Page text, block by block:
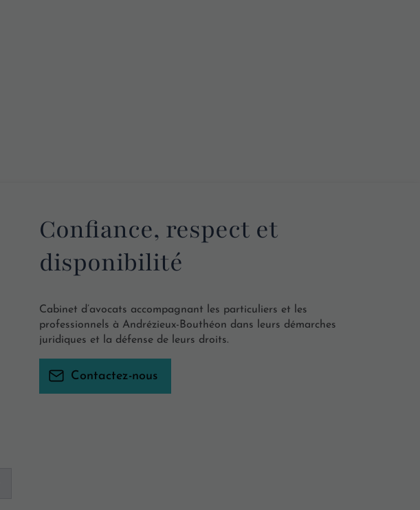
Confiance, respect et
disponibilité
Cabinet d’avocats accompagnant les particuliers et les
professionnels à Andrézieux-Bouthéon dans leurs démarches
juridiques et la défense de leurs droits.
Contactez-nous